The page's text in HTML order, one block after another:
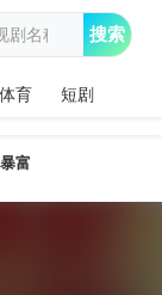
体育 短剧
搜索
富